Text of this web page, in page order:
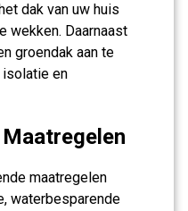
dak van uw huis
wekken. Daarnaast
groendak aan te
isolatie en
maatregelen
waterbesparende